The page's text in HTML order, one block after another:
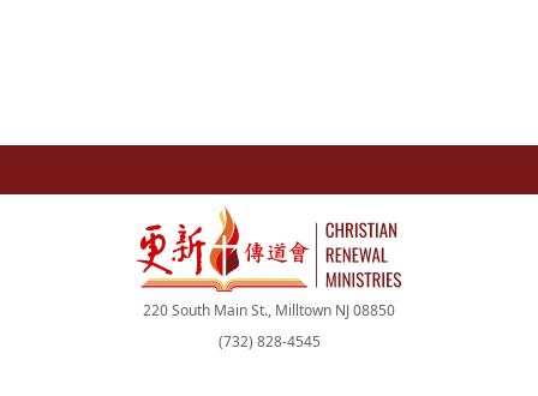
220 South Main St., Milltown NJ 08850
(732) 828-4545